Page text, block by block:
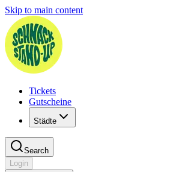
Skip to main content
Tickets
Gutscheine
Städte
Search
Login